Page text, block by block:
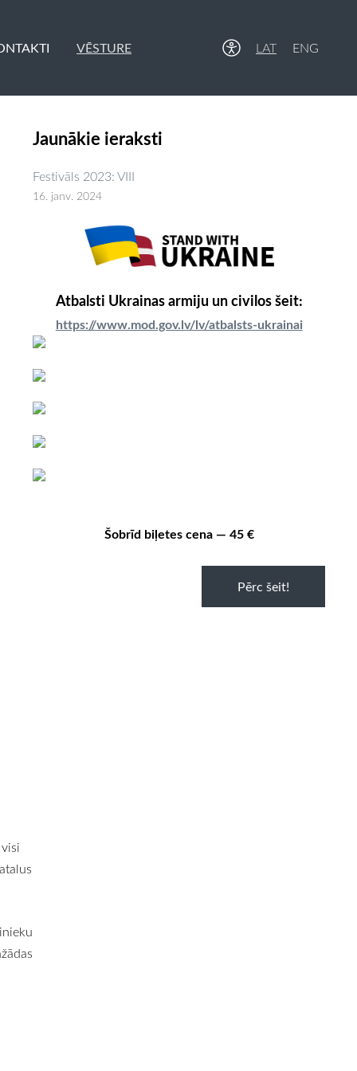
VĒSTURE LAT ENG
Jaunākie ieraksti
Festivāls 2023: VIII
16. janv. 2024
Atbalsti Ukrainas armiju un civilos šeit:
https://www.mod.gov.lv/lv/atbalsts-ukrainai
Šobrīd biļetes cena — 45 €
Pērc šeit!